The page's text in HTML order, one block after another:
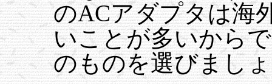
のACアダプタは海
いことが多いから
のものを選びまし